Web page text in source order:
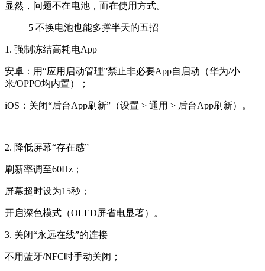
显然，问题不在电池，而在使用方式。
5 不换电池也能多撑半天的五招
1. 强制冻结高耗电App
安卓：用“应用启动管理”禁止非必要App自启动（华为/小
米/OPPO均内置）；
iOS：关闭“后台App刷新”（设置 > 通用 > 后台App刷新）。
2. 降低屏幕“存在感”
刷新率调至60Hz；
屏幕超时设为15秒；
开启深色模式（OLED屏省电显著）。
3. 关闭“永远在线”的连接
不用蓝牙/NFC时手动关闭；